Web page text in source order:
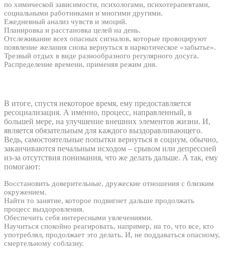
по химической зависимости, психологами, психотерапевтами,
социальными работниками и многими другими.
Ежедневный анализ чувств и эмоций.
Планировка и расстановка целей на день.
Отслеживание всех опасных сигналов, которые провоцируют
появление желания снова вернуться в наркотическое «забытье».
Трезвый отдых в виде разнообразного регулярного досуга.
Распределение времени, применяя режим дня.
В итоге, спустя некоторое время, ему предоставляется
ресоциализация. А именно, процесс, направленный, в
большей мере, на улучшение внешних элементов жизни. И,
является обязательным для каждого выздоравливающего.
Ведь, самостоятельные попытки вернуться в социум, обычно,
заканчиваются печальным исходом – срывом или депрессией
из-за отсутствия понимания, что же делать дальше. А так, ему
помогают:
Восстановить доверительные, дружеские отношения с близким
окружением.
Найти то занятие, которое подвигнет дальше продолжать
процесс выздоровления.
Обеспечить себя интересными увлечениями.
Научиться спокойно реагировать, например, на то, что все, кто
употреблял, продолжает это делать. И, не поддаваться опасному,
смертельному соблазну.